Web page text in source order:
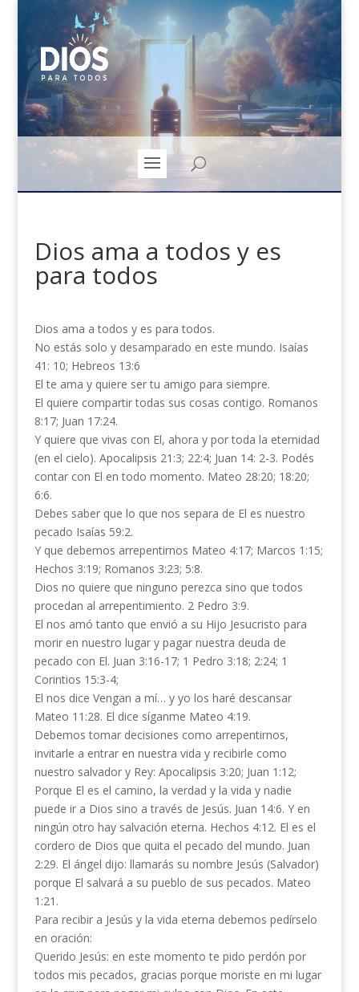
Dios ama a todos y es
para todos
Dios ama a todos y es para todos.
No estás solo y desamparado en este mundo. Isaías
41: 10; Hebreos 13:6
El te ama y quiere ser tu amigo para siempre.
El quiere compartir todas sus cosas contigo. Romanos
8:17; Juan 17:24.
Y quiere que vivas con El, ahora y por toda la eternidad
(en el cielo). Apocalipsis 21:3; 22:4; Juan 14: 2-3. Podés
contar con El en todo momento. Mateo 28:20; 18:20;
6:6.
Debes saber que lo que nos separa de El es nuestro
pecado Isaías 59:2.
Y que debemos arrepentirnos Mateo 4:17; Marcos 1:15;
Hechos 3:19; Romanos 3:23; 5:8.
Dios no quiere que ninguno perezca sino que todos
procedan al arrepentimiento. 2 Pedro 3:9.
El nos amó tanto que envió a su Hijo Jesucristo para
morir en nuestro lugar y pagar nuestra deuda de
pecado con El. Juan 3:16-17; 1 Pedro 3:18; 2:24; 1
Corintios 15:3-4;
El nos dice Vengan a mí… y yo los haré descansar
Mateo 11:28. El dice síganme Mateo 4:19.
Debemos tomar decisiones como arrepentirnos,
invitarle a entrar en nuestra vida y recibirle como
nuestro salvador y Rey: Apocalipsis 3:20; Juan 1:12;
Porque El es el camino, la verdad y la vida y nadie
puede ir a Dios sino a través de Jesús. Juan 14:6. Y en
ningún otro hay salvación eterna. Hechos 4:12. El es el
cordero de Dios que quita el pecado del mundo. Juan
2:29. El ángel dijo: llamarás su nombre Jesús (Salvador)
porque El salvará a su pueblo de sus pecados. Mateo
1:21.
Para recibir a Jesús y la vida eterna debemos pedírselo
en oración:
Querido Jesús: en este momento te pido perdón por
todos mis pecados, gracias porque moriste en mi lugar